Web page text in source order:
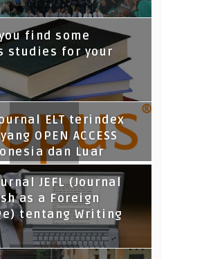
find some
studies for your
ELT terindex
OPEN ACCESS
dan Luar
JEFL (Journal
as a Foreign
tentang Writing